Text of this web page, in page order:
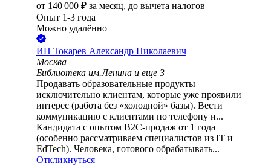
от 140 000 ₽ за месяц, до вычета налогов
Опыт 1-3 года
Можно удалённо
ИП Токарев Александр Николаевич
Москва
Библиотека им.Ленина и еще 3
Продавать образовательные продукты
исключительно клиентам, которые уже проявили
интерес (работа без «холодной» базы). Вести
коммуникацию с клиентами по телефону и...
Кандидата с опытом B2C‑продаж от 1 года
(особенно рассматриваем специалистов из IT и
EdTech). Человека, готового обрабатывать...
Откликнуться